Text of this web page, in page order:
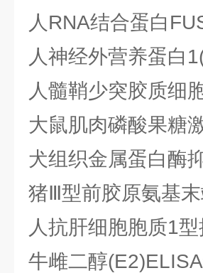
人RNA结合蛋白
人神经外营养蛋白
人髓鞘少突胶质细
大鼠肌肉磷酸果糖
犬组织金属蛋白酶
猪Ⅲ型前胶原氨基
人抗肝细胞胞质1
牛雌二醇